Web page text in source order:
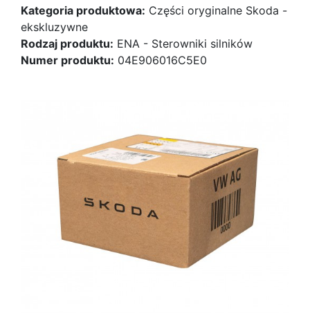
Kategoria produktowa: Części oryginalne Skoda -
ekskluzywne
Rodzaj produktu: ENA - Sterowniki silników
Numer produktu: 04E906016C5E0